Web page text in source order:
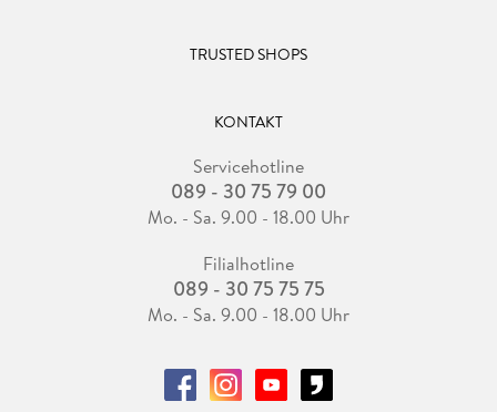
TRUSTED SHOPS
KONTAKT
Servicehotline
089 - 30 75 79 00
Mo. - Sa. 9.00 - 18.00 Uhr
Filialhotline
089 - 30 75 75 75
Mo. - Sa. 9.00 - 18.00 Uhr